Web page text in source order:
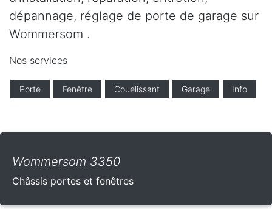
dépannage, réglage de porte de garage sur
Wommersom .
Nos services
Porte Fenêtre Couelissant Garage Info
Wommersom 3350
Châssis portes et fenêtres